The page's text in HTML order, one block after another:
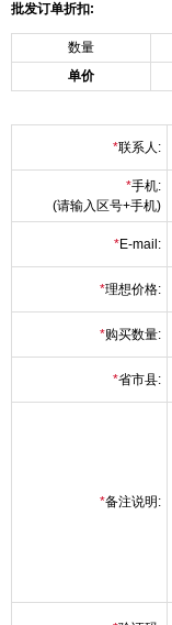
批发订单折扣:
数量
单价
*联系人:
*手机:
(请输入区号+手机)
*E-mail:
*理想价格:
*购买数量:
*省市县:
*备注说明: